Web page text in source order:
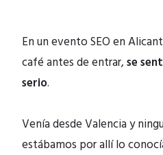
En un evento SEO en
café antes de entrar,se
serio.
Venía desde Valencia y
estábamos por allí lo